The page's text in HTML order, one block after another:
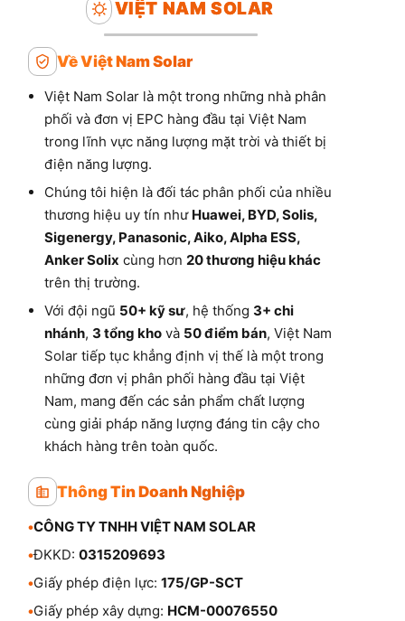
VIỆT NAM SOLAR
Về Việt Nam Solar
Việt Nam Solar là một trong những nhà phân
phối và đơn vị EPC hàng đầu tại Việt Nam
trong lĩnh vực năng lượng mặt trời và thiết bị
điện năng lượng.
Chúng tôi hiện là đối tác phân phối của nhiều
thương hiệu uy tín như Huawei, BYD, Solis,
Sigenergy, Panasonic, Aiko, Alpha ESS,
Anker Solix cùng hơn 20 thương hiệu khác
trên thị trường.
Với đội ngũ 50+ kỹ sư, hệ thống 3+ chi
nhánh, 3 tổng kho và 50 điểm bán, Việt Nam
Solar tiếp tục khẳng định vị thế là một trong
những đơn vị phân phối hàng đầu tại Việt
Nam, mang đến các sản phẩm chất lượng
cùng giải pháp năng lượng đáng tin cậy cho
khách hàng trên toàn quốc.
Thông Tin Doanh Nghiệp
•CÔNG TY TNHH VIỆT NAM SOLAR
•ĐKKD: 0315209693
•Giấy phép điện lực: 175/GP-SCT
•Giấy phép xây dựng: HCM-00076550